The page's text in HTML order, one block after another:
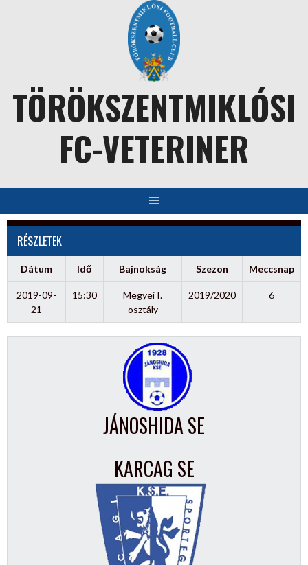
TÖRÖKSZENTMIKLÓSI
FC-VETERINER
RÉSZLETEK
Dátum Idő Bajnokság Szezon Meccsnap
2019-09-
21
15:30
Megyei I.
osztály
2019/2020 6
JÁNOSHIDA SE
KARCAG SE